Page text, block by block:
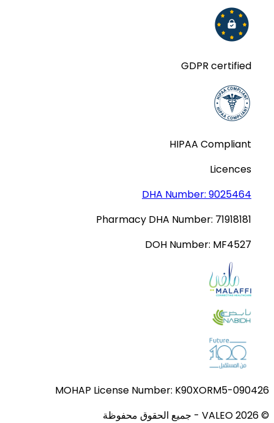
GDPR certified
HIPAA Compliant
Licences
DHA Number: 9025464
Pharmacy DHA Number: 71918181
DOH Number: MF4527
MOHAP License Number: K90XORM5-090426
© VALEO
2026
- جميع الحقوق محفوظة